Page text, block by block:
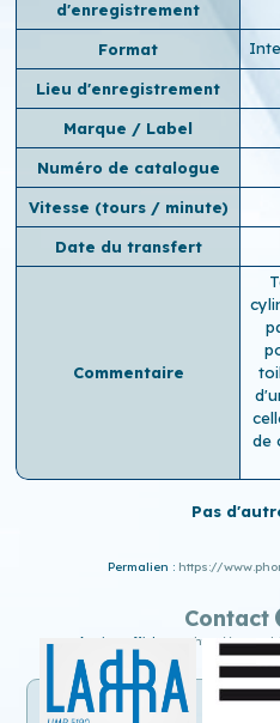
d'enregistrement
Format
Lieu d'enregistrement
Marque / Label
Numéro de catalogue
Vitesse (tours / minute)
Date du transfert
Commentaire
de
Pas
Permalien : https://
Ancien affichage : http://
Contact